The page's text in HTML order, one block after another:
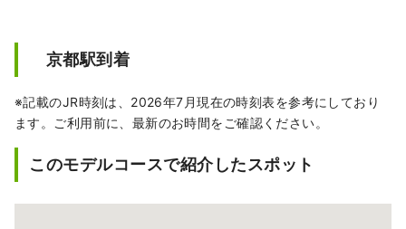
京都駅到着
※記載のJR時刻は、2026年7月現在の時刻表を参考にしており
ます。ご利用前に、最新のお時間をご確認ください。
このモデルコースで紹介したスポット